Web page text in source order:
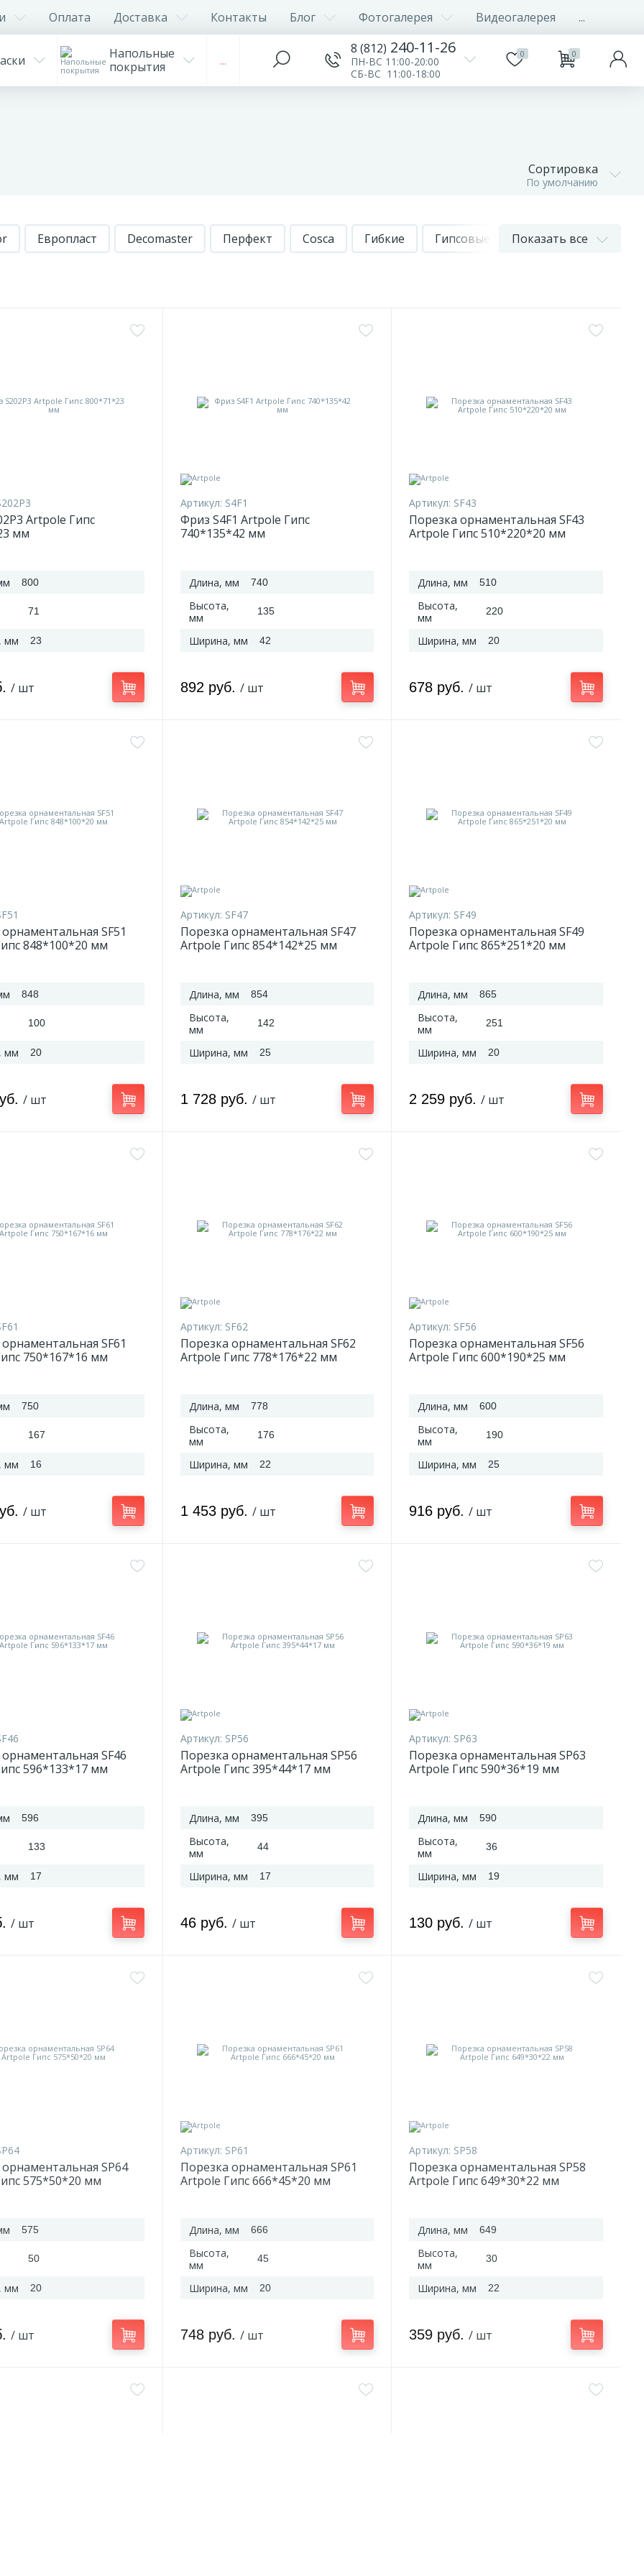
Оплата Доставка Контакты Блог Фотогалерея Видеогалерея ...
Напольные
покрытия
...
8 (812) 240-11-26
ПН-ВС 11:00-20:00
СБ-ВС 11:00-18:00
0 0
Сортировка
По умолчанию
Европласт Decomaster Перфект Cosca Гибкие Гипсовые Гладкие
Показать все
Artpole Гипс
мм
800
71
мм 23
/ шт
Артикул: S4F1
Фриз S4F1 Artpole Гипс
740*135*42 мм
Длина, мм 740
Высота,
мм
135
Ширина, мм 42
892 руб. / шт
Артикул: SF43
Порезка орнаментальная SF43
Artpole Гипс 510*220*20 мм
Длина, мм 510
Высота,
мм
220
Ширина, мм 20
678 руб./ шт
SF51
848*100*20 мм
848
100
мм 20
/ шт
Артикул: SF47
Порезка орнаментальная SF47
Artpole Гипс 854*142*25 мм
Длина, мм 854
Высота,
мм
142
Ширина, мм 25
1 728 руб. / шт
Артикул: SF49
Порезка орнаментальная SF49
Artpole Гипс 865*251*20 мм
Длина, мм 865
Высота,
мм
251
Ширина, мм 20
2 259 руб./ шт
SF61
750*167*16 мм
750
167
мм 16
/ шт
Артикул: SF62
Порезка орнаментальная SF62
Artpole Гипс 778*176*22 мм
Длина, мм 778
Высота,
мм
176
Ширина, мм 22
1 453 руб. / шт
Артикул: SF56
Порезка орнаментальная SF56
Artpole Гипс 600*190*25 мм
Длина, мм 600
Высота,
мм
190
Ширина, мм 25
916 руб./ шт
SF46
596*133*17 мм
596
133
мм 17
/ шт
Артикул: SP56
Порезка орнаментальная SP56
Artpole Гипс 395*44*17 мм
Длина, мм 395
Высота,
мм
44
Ширина, мм 17
46 руб. / шт
Артикул: SP63
Порезка орнаментальная SP63
Artpole Гипс 590*36*19 мм
Длина, мм 590
Высота,
мм
36
Ширина, мм 19
130 руб./ шт
SP64
575*50*20 мм
575
50
мм 20
/ шт
Артикул: SP61
Порезка орнаментальная SP61
Artpole Гипс 666*45*20 мм
Длина, мм 666
Высота,
мм
45
Ширина, мм 20
748 руб. / шт
Артикул: SP58
Порезка орнаментальная SP58
Artpole Гипс 649*30*22 мм
Длина, мм 649
Высота,
мм
30
Ширина, мм 22
359 руб./ шт